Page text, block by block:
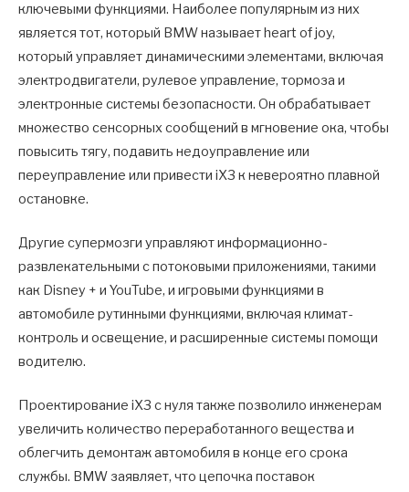
ключевыми функциями. Наиболее популярным из них
является тот, который BMW называет heart of joy,
который управляет динамическими элементами, включая
электродвигатели, рулевое управление, тормоза и
электронные системы безопасности. Он обрабатывает
множество сенсорных сообщений в мгновение ока, чтобы
повысить тягу, подавить недоуправление или
переуправление или привести iX3 к невероятно плавной
остановке.
Другие супермозги управляют информационно-
развлекательными с потоковыми приложениями, такими
как Disney + и YouTube, и игровыми функциями в
автомобиле рутинными функциями, включая климат-
контроль и освещение, и расширенные системы помощи
водителю.
Проектирование iX3 с нуля также позволило инженерам
увеличить количество переработанного вещества и
облегчить демонтаж автомобиля в конце его срока
службы. BMW заявляет, что цепочка поставок